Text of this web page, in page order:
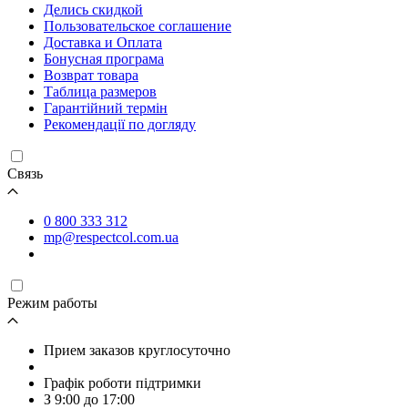
Делись скидкой
Пользовательское соглашение
Доставка и Оплата
Бонусная програма
Возврат товара
Таблица размеров
Гарантійний термін
Рекомендації по догляду
Связь
0 800 333 312
mp@respectcol.com.ua
Режим работы
Прием заказов круглосуточно
Графік роботи підтримки
З 9:00 до 17:00